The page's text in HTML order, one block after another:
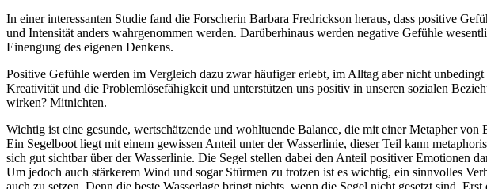
In einer interessanten Studie fand die Forscherin Barbara Fredrickson heraus, dass positive
und Intensität anders wahrgenommen werden. Darüberhinaus werden negative Gefühle
Einengung des eigenen Denkens.
Positive Gefühle werden im Vergleich dazu zwar häufiger erlebt, im Alltag aber nicht
Kreativität und die Problemlösefähigkeit und unterstützen uns positiv in unseren sozialen
wirken? Mitnichten.
Wichtig ist eine gesunde, wertschätzende und wohltuende Balance, die mit einer Metapher von
Ein Segelboot liegt mit einem gewissen Anteil unter der Wasserlinie, dieser Teil kann
sich gut sichtbar über der Wasserlinie. Die Segel stellen dabei den Anteil positiver Emotionen
Um jedoch auch stärkerem Wind und sogar Stürmen zu trotzen ist es wichtig, ein sinnvolles